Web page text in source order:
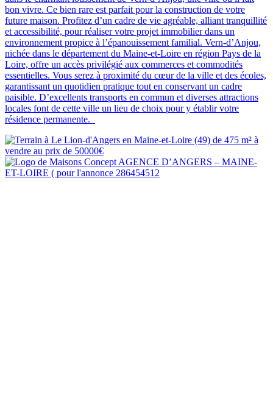
bon vivre. Ce bien rare est parfait pour la construction de votre
future maison. Profitez d’un cadre de vie agréable, alliant tranquillité
et accessibilité, pour réaliser votre projet immobilier dans un
environnement propice à l’épanouissement familial. Vern-d’Anjou,
nichée dans le département du Maine-et-Loire en région Pays de la
Loire, offre un accès privilégié aux commerces et commodités
essentielles. Vous serez à proximité du cœur de la ville et des écoles,
garantissant un quotidien pratique tout en conservant un cadre
paisible. D’excellents transports en commun et diverses attractions
locales font de cette ville un lieu de choix pour y établir votre
résidence permanente.